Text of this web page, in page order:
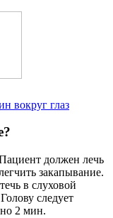
вокруг глаз
должен лечь
закапывание.
в слуховой
следует
2 мин.